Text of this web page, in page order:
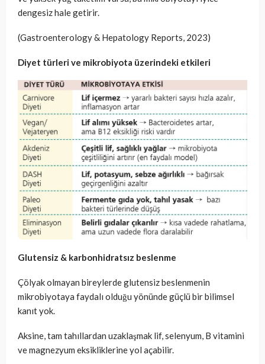
dengesiz hale getirir.
(Gastroenterology & Hepatology Reports, 2023)
Diyet türleri ve mikrobiyota üzerindeki etkileri
Glutensiz & karbonhidratsız beslenme
Çölyak olmayan bireylerde glutensiz beslenmenin
mikrobiyotaya faydalı olduğu yönünde güçlü bir bilimsel
kanıt yok.
Aksine, tam tahıllardan uzaklaşmak lif, selenyum, B vitamini
ve magnezyum eksikliklerine yol açabilir.